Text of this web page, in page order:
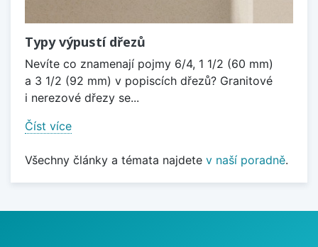
Typy výpustí dřezů
Nevíte co znamenají pojmy 6/4, 1 1/2 (60 mm)
a 3 1/2 (92 mm) v popiscích dřezů? Granitové
i nerezové dřezy se...
Číst více
Všechny články a témata najdete v naší poradně.